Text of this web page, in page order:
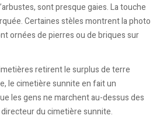
sont presque gaies. La touche
Certaines stèles montrent la photo
ornées de pierres ou de briques sur
retirent le surplus de terre
le cimetière sunnite en fait un
les gens ne marchent au-dessus des
du cimetière sunnite.